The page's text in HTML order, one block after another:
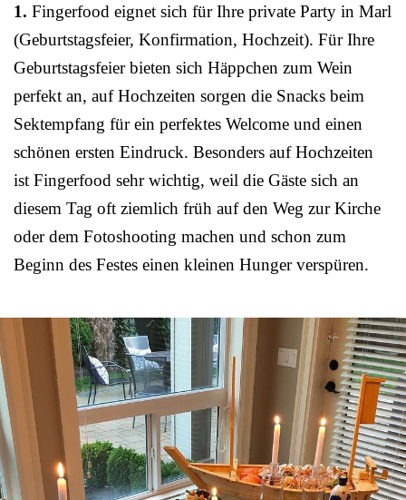
1. Fingerfood eignet sich für Ihre private Party in Marl
(Geburtstagsfeier, Konfirmation, Hochzeit). Für Ihre
Geburtstagsfeier bieten sich Häppchen zum Wein
perfekt an, auf Hochzeiten sorgen die Snacks beim
Sektempfang für ein perfektes Welcome und einen
schönen ersten Eindruck. Besonders auf Hochzeiten
ist Fingerfood sehr wichtig, weil die Gäste sich an
diesem Tag oft ziemlich früh auf den Weg zur Kirche
oder dem Fotoshooting machen und schon zum
Beginn des Festes einen kleinen Hunger verspüren.